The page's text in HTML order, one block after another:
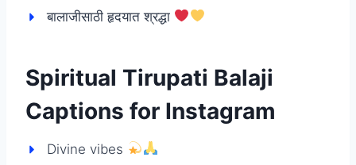
बालाजीसाठी हृदयात श्रद्धा
Spiritual Tirupati Balaji
Captions for Instagram
Divine vibes